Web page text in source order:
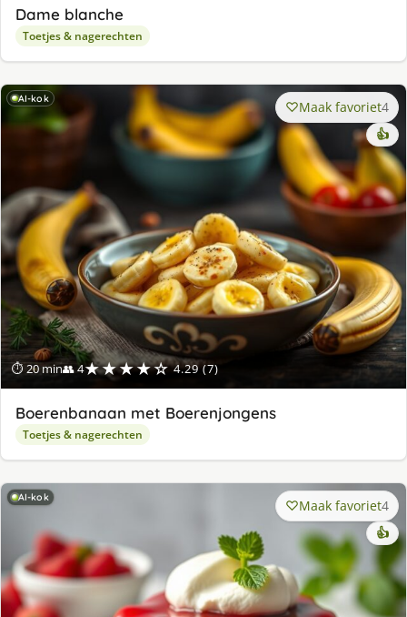
Dame blanche
Toetjes & nagerechten
AI-kok
⏱ 20 min👥 4★★★★☆ 4.29 (7)
Maak favoriet4
👍
Boerenbanaan met Boerenjongens
Toetjes & nagerechten
AI-kok Maak favoriet4
👍